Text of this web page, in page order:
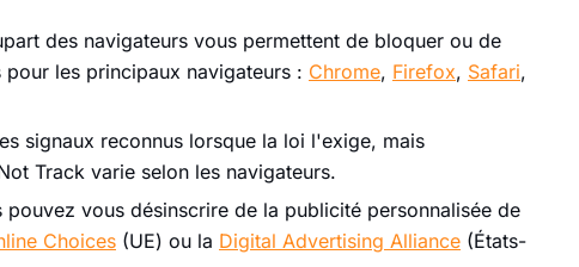
des navigateurs vous permettent de bloquer ou de
les principaux navigateurs : Chrome, Firefox, Safari,
signaux reconnus lorsque la loi l'exige, mais
Track varie selon les navigateurs.
vous désinscrire de la publicité personnalisée de
Choices (UE) ou la Digital Advertising Alliance (États-